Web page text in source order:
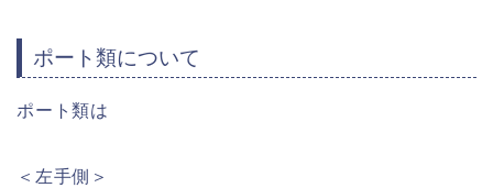
ポート類について
ポート類は
＜左手側＞